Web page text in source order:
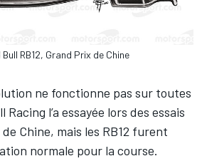
RB12, Grand Prix de Chine
ne fonctionne pas sur toutes
l’a essayée lors des essais
Chine, mais les RB12 furent
normale pour la course.